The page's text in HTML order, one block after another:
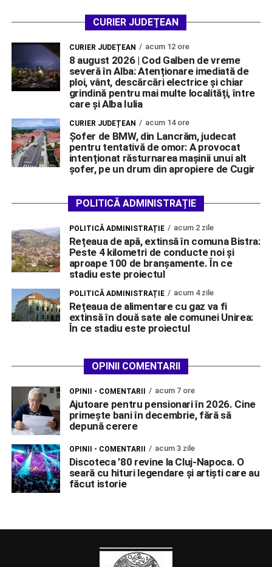
CURIER JUDEȚEAN
CURIER JUDEȚEAN acum 12 ore
8 august 2026 | Cod Galben de vreme
severă în Alba: Atenționare imediată de
ploi, vânt, descărcări electrice și chiar
grindină pentru mai multe localități, între
care și Alba Iulia
CURIER JUDEȚEAN acum 14 ore
Șofer de BMW, din Lancrăm, judecat
pentru tentativă de omor: A provocat
intenționat răsturnarea mașinii unui alt
șofer, pe un drum din apropiere de Cugir
POLITICĂ ADMINISTRAȚIE
POLITICĂ ADMINISTRAȚIE acum 2 zile
Rețeaua de apă, extinsă în comuna Bistra:
Peste 4 kilometri de conducte noi și
aproape 100 de branșamente. În ce
stadiu este proiectul
POLITICĂ ADMINISTRAȚIE acum 4 zile
Rețeaua de alimentare cu gaz va fi
extinsă în două sate ale comunei Unirea:
În ce stadiu este proiectul
OPINII COMENTARII
OPINII - COMENTARII acum 7 ore
Ajutoare pentru pensionari în 2026. Cine
primește bani în decembrie, fără să
depună cerere
OPINII - COMENTARII acum 3 zile
Discoteca ’80 revine la Cluj-Napoca. O
seară cu hituri legendare și artiști care au
făcut istorie